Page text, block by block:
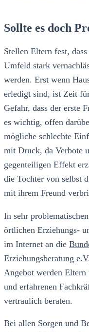
Sollte es doch
Stellen Eltern fest,
Umfeld stark
werden. Erst wenn
erledigt sind, ist Zeit
Gefahr, dass der erste
es wichtig, offen
mögliche schlechte
mit Druck, da Verbote
gegenteiligen Effekt
die Tochter von selbst
mit ihrem Freund
In sehr
örtlichen Erziehungs-
im Internet an die
Erziehungsberatung e.V
Angebot werden Eltern
und erfahrenen
vertraulich beraten.
Bei allen Sorgen und